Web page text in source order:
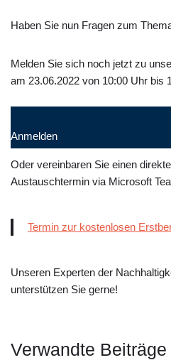
Haben Sie nun Fragen zum
Melden Sie sich noch jetzt zu
am 23.06.2022 von 10:00 Uhr bis
Anmelden
Oder vereinbaren Sie einen
Austauschtermin via Microsoft
Termin zur kostenlosen
Unseren Experten der
unterstützen Sie gerne!
Verwandte Beiträge